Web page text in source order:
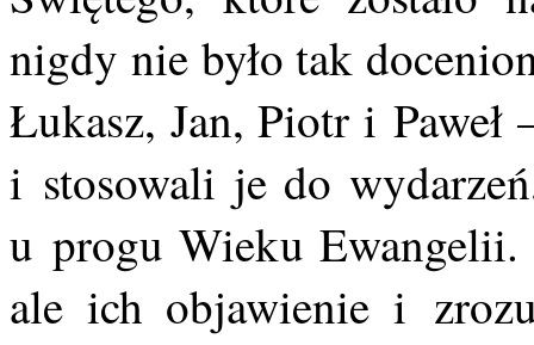
nigdy nie było tak
Łukasz, Jan, Piotr i
i stosowali je do
u progu Wieku Ewangelii.
ale ich objawienie i